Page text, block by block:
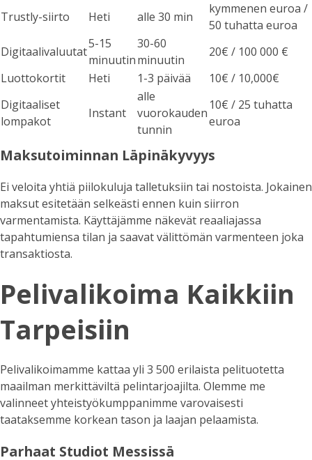
Trustly-siirto
Heti alle 30 min
kymmenen euroa /
50 tuhatta euroa
Digitaalivaluutat
5-15
minuutin
30-60
minuutin
20€ / 100 000 €
Luottokortit
Heti 1-3 päivää
10€ / 10,000€
Digitaaliset
lompakot
Instant
alle
vuorokauden
tunnin
10€ / 25 tuhatta
euroa
Maksutoiminnan Läpinäkyvyys
Ei veloita yhtiä piilokuluja talletuksiin tai nostoista. Jokainen
maksut esitetään selkeästi ennen kuin siirron
varmentamista. Käyttäjämme näkevät reaaliajassa
tapahtumiensa tilan ja saavat välittömän varmenteen joka
transaktiosta.
Pelivalikoima Kaikkiin
Tarpeisiin
Pelivalikoimamme kattaa yli 3 500 erilaista pelituotetta
maailman merkittäviltä pelintarjoajilta. Olemme me
valinneet yhteistyökumppanimme varovaisesti
taataksemme korkean tason ja laajan pelaamista.
Parhaat Studiot Messissä